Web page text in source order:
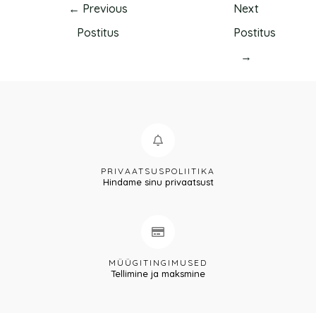
← Previous
Postitus
Next
Postitus
→
PRIVAATSUSPOLIITIKA
Hindame sinu privaatsust
MÜÜGITINGIMUSED
Tellimine ja maksmine